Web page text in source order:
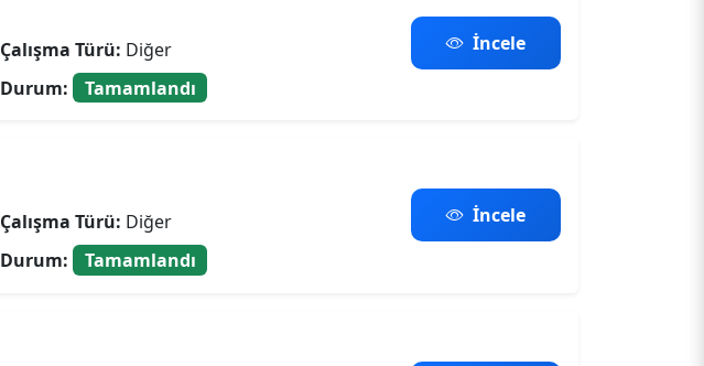
Çalışma Türü: Diğer
Durum: Tamamlandı
İncele
Çalışma Türü: Diğer
Durum: Tamamlandı
İncele